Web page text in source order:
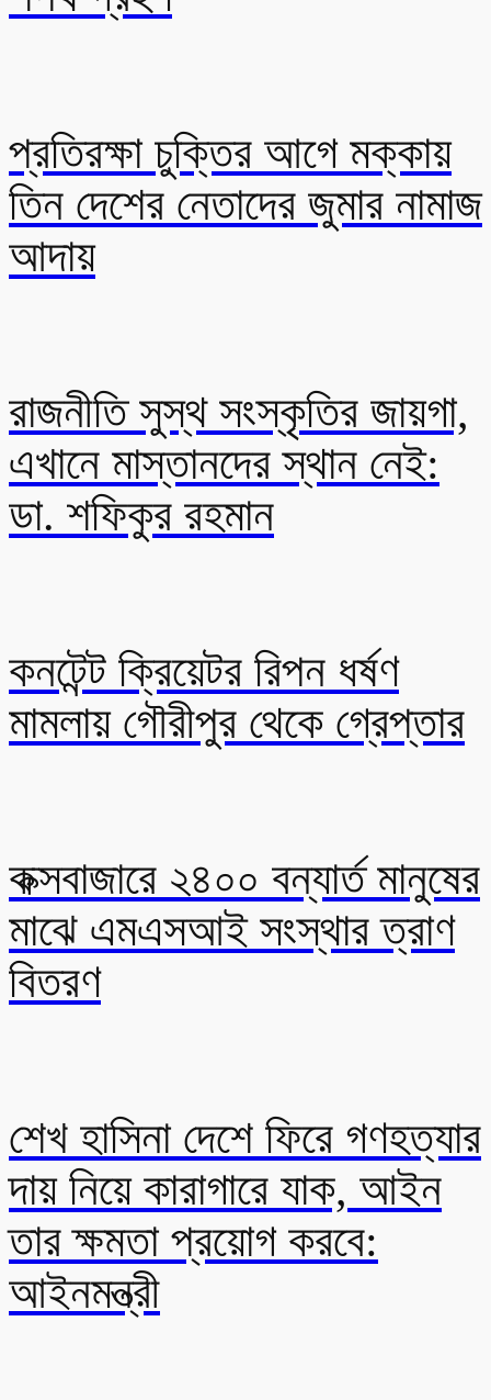
প্রতিরক্ষা চুক্তির আগে মক্কায়
তিন দেশের নেতাদের জুমার নামাজ
আদায়
রাজনীতি সুস্থ সংস্কৃতির জায়গা,
এখানে মাস্তানদের স্থান নেই:
ডা. শফিকুর রহমান
কনটেন্ট ক্রিয়েটর রিপন ধর্ষণ
মামলায় গৌরীপুর থেকে গ্রেপ্তার
কক্সবাজারে ২৪০০ বন্যার্ত মানুষের
মাঝে এমএসআই সংস্থার ত্রাণ
বিতরণ
শেখ হাসিনা দেশে ফিরে গণহত্যার
দায় নিয়ে কারাগারে যাক, আইন
তার ক্ষমতা প্রয়োগ করবে:
আইনমন্ত্রী